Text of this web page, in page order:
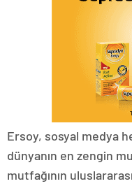
Ersoy, sosyal medya
dünyanın en zengin
mutfağının uluslararası